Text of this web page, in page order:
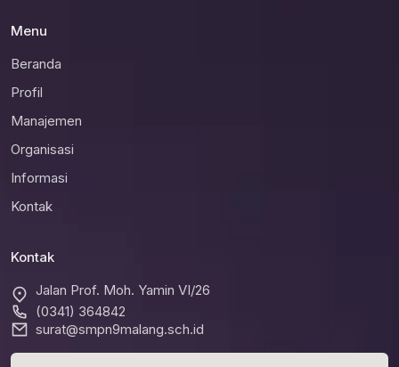
Menu
Beranda
Profil
Manajemen
Organisasi
Informasi
Kontak
Kontak
Jalan Prof. Moh. Yamin VI/26
(0341) 364842
surat@smpn9malang.sch.id